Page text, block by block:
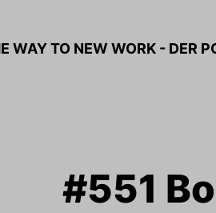
WAY TO NEW WORK - DER
#551